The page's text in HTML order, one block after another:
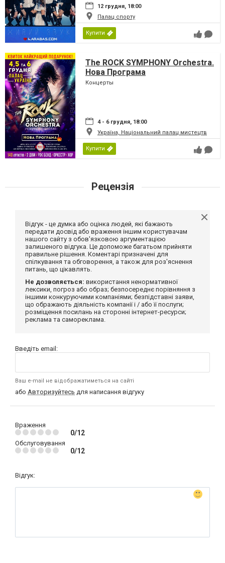
12 грудня, 18:00
Палац спорту
Купити
The ROCK SYMPHONY Orchestra.
Нова Програма
Концерты
4 - 6 грудня, 18:00
Україна, Національний палац мистецтв
Купити
Рецензія
Відгук - це думка або оцінка людей, які бажають
передати досвід або враження іншим користувачам
нашого сайту з обов'язковою аргументацією
залишеного відгука. Це допоможе багатьом прийняти
правильне рішення. Коментарі призначені для
спілкування та обговорення, а також для роз'яснення
питань, що цікавлять.
Не дозволяється: використання ненормативної
лексики, погроз або образ; безпосереднє порівняння з
іншими конкуруючими компаніями; безпідставні заяви,
що ображають діяльність компанії і / або її послуги;
розміщення посилань на сторонні інтернет-ресурси;
реклама та самореклама.
Введіть email:
Ваш e-mail не відображатиметься на сайті
або Авторизуйтесь для написання відгуку
Враження
0/12
Обслуговування
0/12
Відгук: